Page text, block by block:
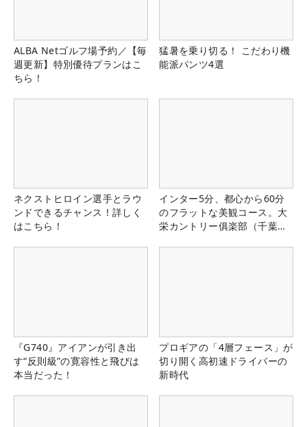
ALBA Netゴルフ場予約／【毎
週更新】特別優待プランはこ
ちら！
猛暑を乗り切る！ こだわり機
能派パンツ4選
ネクストヒロイン選手とラウ
ンドできるチャンス！詳しく
はこちら！
インター5分、都心から60分
のフラットな美観コース。大
栄カントリー俱楽部（千葉
『G740』アイアンが引き出
す“反則級”の寛容性と飛びは
本当だった！
プロギアの「4層フェース」が
切り開く高初速ドライバーの
新時代